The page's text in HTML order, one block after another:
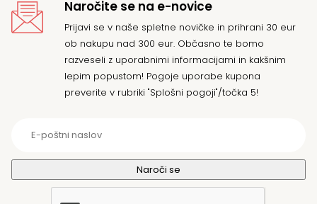
Naročite se na e-novice
Prijavi se v naše spletne novičke in prihrani 30 eur
ob nakupu nad 300 eur. Občasno te bomo
razveseli z uporabnimi informacijami in kakšnim
lepim popustom! Pogoje uporabe kupona
preverite v rubriki "Splošni pogoji"/točka 5!